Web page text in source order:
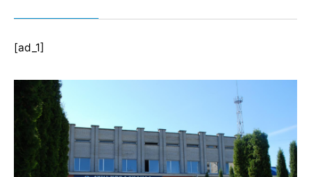
[ad_1]